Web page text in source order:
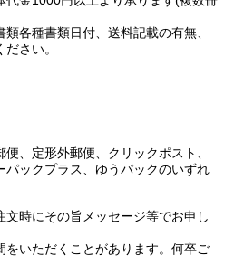
各種書類日付、送料記載の有無、
さい。
、定形外郵便、クリックポスト、
パックプラス、ゆうパックのいずれ
文時にその旨メッセージ等でお申し
をいただくことがあります。何卒ご